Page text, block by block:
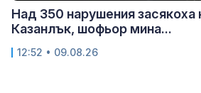
Над 350 нарушения засякоха
Казанлък, шофьор мина...
12:52 • 09.08.26